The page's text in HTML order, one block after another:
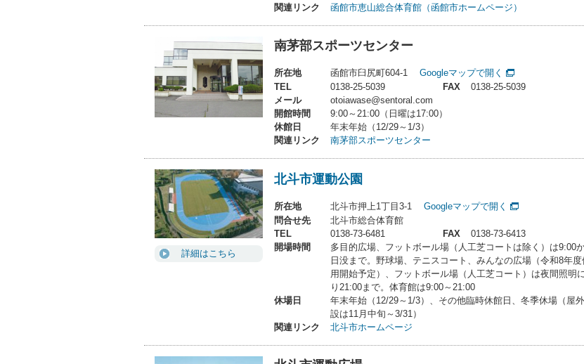
関連リンク
函館市恵山総合体育館（函館市ホームページ）
南茅部スポーツセンター
所在地 函館市臼尻町604-1 Googleマップで開く
TEL
0138-25-5039 FAX
0138-25-5039
メール
otoiawase@sentoral.com
開館時間
9:00～21:00（日曜は17:00）
休館日
年末年始（12/29～1/3）
関連リンク
南茅部スポーツセンター
詳細はこちら
北斗市運動公園
所在地 北斗市押上1丁目3-1 Googleマップで開く
問合せ先
北斗市総合体育館
TEL
0138-73-6481 FAX
0138-73-6413
開場時間
多目的広場、フットボール場（人工芝コートは除く）は9:00
日没まで。野球場、テニスコート、みんなの広場（令和8年度
用開始予定）、フットボール場（人工芝コート）は夜間照明
り21:00まで。体育館は9:00～21:00
休場日
年末年始（12/29～1/3）、その他臨時休館日、冬季休場（屋
設は11月中旬～3/31）
関連リンク
北斗市ホームページ